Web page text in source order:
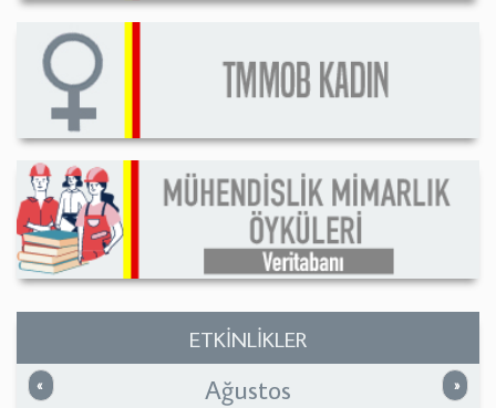
ETKİNLİKLER
« Önceki »
Ağustos